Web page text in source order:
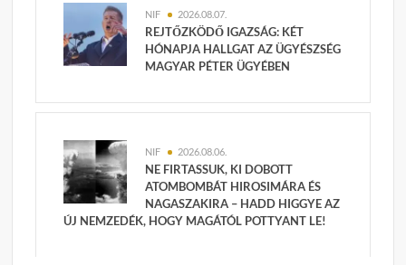
NIF 2026.08.07.
REJTŐZKÖDŐ IGAZSÁG: KÉT
HÓNAPJA HALLGAT AZ ÜGYÉSZSÉG
MAGYAR PÉTER ÜGYÉBEN
NIF 2026.08.06.
NE FIRTASSUK, KI DOBOTT
ATOMBOMBÁT HIROSIMÁRA ÉS
NAGASZAKIRA – HADD HIGGYE AZ
ÚJ NEMZEDÉK, HOGY MAGÁTÓL POTTYANT LE!